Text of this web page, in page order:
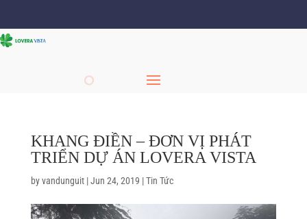
KHANG ĐIỀN – ĐƠN VỊ PHÁT
TRIỂN DỰ ÁN LOVERA VISTA
byvandunguit|Jun 24, 2019 |Tin Tức